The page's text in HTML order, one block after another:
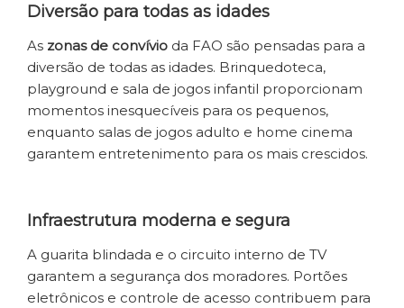
Diversão para todas as idades
As zonas de convívio da FAO são pensadas para a
diversão de todas as idades. Brinquedoteca,
playground e sala de jogos infantil proporcionam
momentos inesquecíveis para os pequenos,
enquanto salas de jogos adulto e home cinema
garantem entretenimento para os mais crescidos.
Infraestrutura moderna e segura
A guarita blindada e o circuito interno de TV
garantem a segurança dos moradores. Portões
eletrônicos e controle de acesso contribuem para